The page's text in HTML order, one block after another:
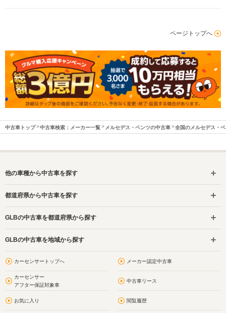
ページトップへ
中古車トップ 中古車検索：メーカー一覧 メルセデス・ベンツの中古車 全国のメルセデス・
他の車種から中古車を探す
都道府県から中古車を探す
GLBの中古車を都道府県から探す
GLBの中古車を地域から探す
カーセンサートップへ メーカー認定中古車
カーセンサー
アフター保証対象車
中古車リース
お気に入り 閲覧履歴